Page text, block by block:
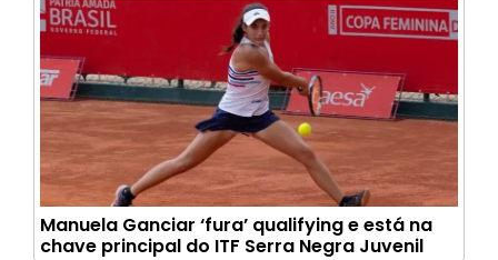
Manuela Ganciar ‘fura’ qualifying e está na
chave principal do ITF Serra Negra Juvenil